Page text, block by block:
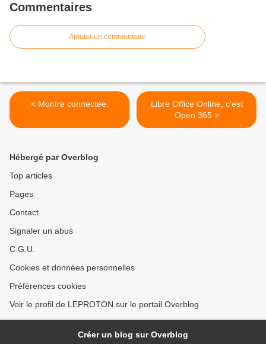
Commentaires
Ajouter un commentaire
< Montre connectée.
Libre Office Online, c'est
Open 365 >
Hébergé par Overblog
Top articles
Pages
Contact
Signaler un abus
C.G.U.
Cookies et données personnelles
Préférences cookies
Voir le profil de LEPROTON sur le portail Overblog
Créer un blog sur Overblog